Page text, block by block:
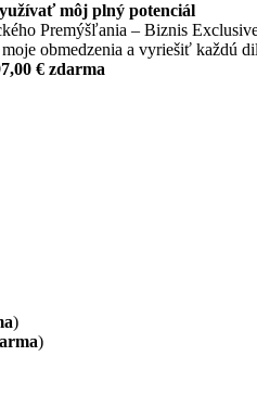
môj plný potenciál
Premýšľania – Biznis
obmedzenia a vyriešiť každú
€ zdarma
)
)